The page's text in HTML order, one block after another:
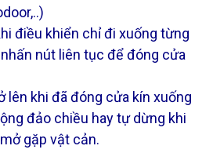
điều khiển chỉ đi xuống từng
nút liên tục để đóng cửa
lên khi đã đóng cửa kín xuống
đảo chiều hay tự dừng khi
gặp vật cản.